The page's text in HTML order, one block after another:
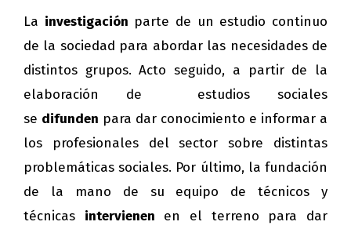
La investigación parte de un estudio continuo
de la sociedad para abordar las necesidades de
distintos grupos. Acto seguido, a partir de la
elaboración de estudios sociales
se difunden para dar conocimiento e informar a
los profesionales del sector sobre distintas
problemáticas sociales. Por último, la fundación
de la mano de su equipo de técnicos y
técnicas intervienen en el terreno para dar